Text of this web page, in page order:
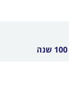
100 שנה